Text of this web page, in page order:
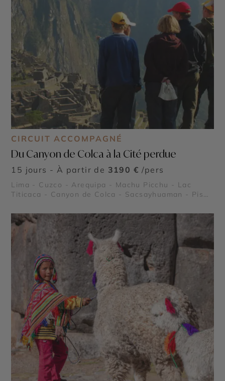
CIRCUIT ACCOMPAGNÉ
Du Canyon de Colca à la Cité perdue
15 jours - À partir de 3190 € /pers
Lima - Cuzco - Arequipa - Machu Picchu - Lac
Titicaca - Canyon de Colca - Sacsayhuaman - Pisac